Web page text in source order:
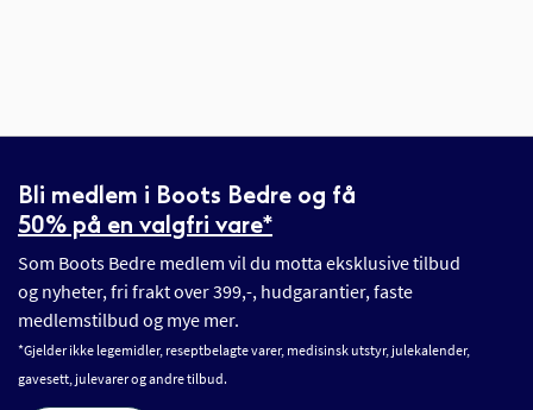
Bli medlem i Boots Bedre og få
50% på en valgfri vare*
Som Boots Bedre medlem vil du motta eksklusive tilbud
og nyheter, fri frakt over 399,-, hudgarantier, faste
medlemstilbud og mye mer.
*Gjelder ikke legemidler, reseptbelagte varer, medisinsk utstyr, julekalender,
gavesett, julevarer og andre tilbud.